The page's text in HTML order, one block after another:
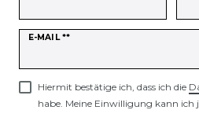
E-MAIL **
Newsletter
Hiermit bestätige ich, dass ich die
habe. Meine Einwilligung kann ich